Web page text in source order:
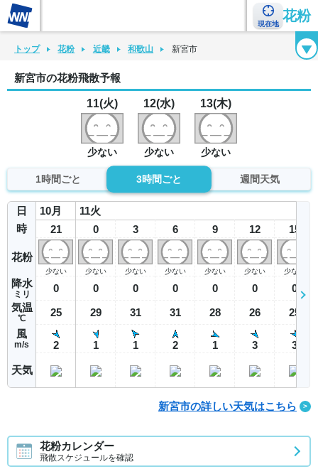
現在地
花粉
花粉カレンダー 花粉図鑑 花粉症チェックシート 花粉症ハンドブック
トップ 花粉 近畿 和歌山 新宮市
新宮市の花粉飛散予報
11(火)
少ない
12(水)
少ない
13(木)
少ない
1時間ごと 3時間ごと 週間天気
日
時
花粉
降水
ミリ
気温
℃
風
m/s
天気
10月
21
少ない
0
25
2
11火
0
少ない
0
29
1
3
少ない
0
31
1
6
少ない
0
31
2
9
少ない
0
28
1
12
少ない
0
26
3
15
少ない
0
25
3
新宮市の詳しい天気はこちら
花粉カレンダー
飛散スケジュールを確認